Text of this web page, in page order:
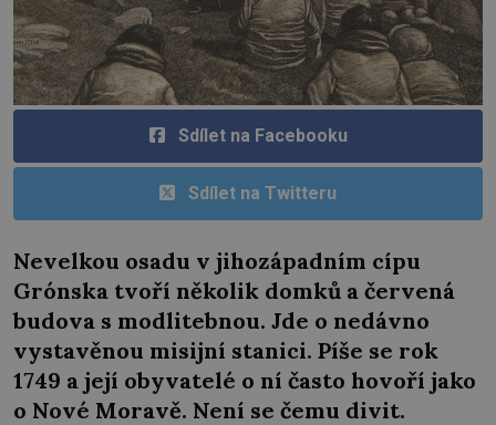
Sdílet na Facebooku
Sdílet na Twitteru
Nevelkou osadu v jihozápadním cípu
Grónska tvoří několik domků a červená
budova s modlitebnou. Jde o nedávno
vystavěnou misijní stanici. Píše se rok
1749 a její obyvatelé o ní často hovoří jako
o Nové Moravě. Není se čemu divit.